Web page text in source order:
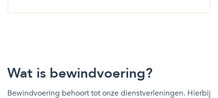
Wat is bewindvoering?
Bewindvoering behoort tot onze dienstverleningen. Hierbij